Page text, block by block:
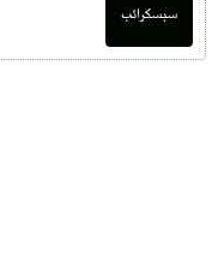
سبسکرائب